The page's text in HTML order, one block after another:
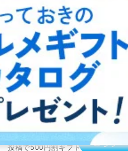
るために守秘義務を結ん
個人情報の取扱いを委
に必要な範囲で委託・提
ることがあります。
は以下のような企業です
ート支援会社 、クレジッ
行・料金回収会社、広
売元、卸売会社、販売
包会社、配送会社、新聞
配達会社
ご注文は
こちら
みできる
500円OFF
普段読んでいる雑誌のレビュー
投稿で500円割ギフト券をプレ